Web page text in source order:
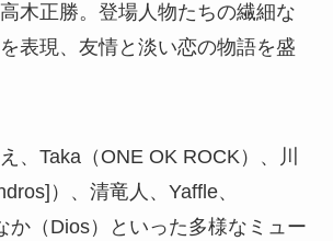
木正勝。登場人物たちの繊細な
表現、友情と淡い恋の物語を盛
、Taka（ONE OK ROCK）、川
）、清竜人、Yaffle、
か（Dios）といった多様なミュー